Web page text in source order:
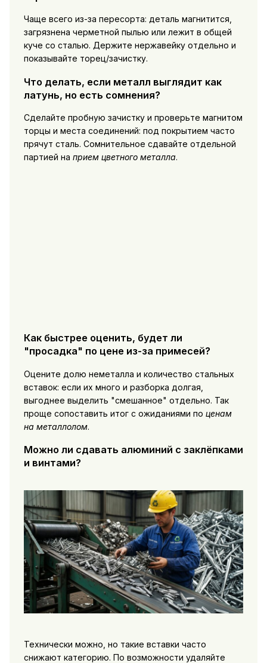
Чаще всего из-за пересорта: деталь магнитится,
загрязнена черметной пылью или лежит в общей
куче со сталью. Держите нержавейку отдельно и
показывайте торец/зачистку.
Что делать, если металл выглядит как
латунь, но есть сомнения?
Сделайте пробную зачистку и проверьте магнитом
торцы и места соединений: под покрытием часто
прячут сталь. Сомнительное сдавайте отдельной
партией на прием цветного металла.
Как быстрее оценить, будет ли
"просадка" по цене из-за примесей?
Оцените долю неметалла и количество стальных
вставок: если их много и разборка долгая,
выгоднее выделить "смешанное" отдельно. Так
проще сопоставить итог с ожиданиями по ценам
на металлолом.
Можно ли сдавать алюминий с заклёпками
и винтами?
Технически можно, но такие вставки часто
снижают категорию. По возможности удаляйте